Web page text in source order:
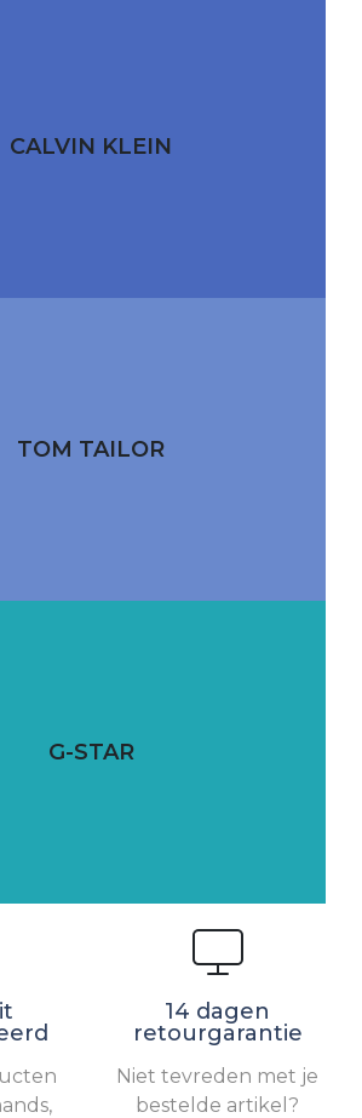
CALVIN KLEIN
TOM TAILOR
G-STAR
14 dagen
retourgarantie
Niet tevreden met je
bestelde artikel?